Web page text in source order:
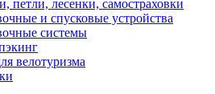
петли, лесенки, самостраховки
и спусковые устройства
системы
велотуризма